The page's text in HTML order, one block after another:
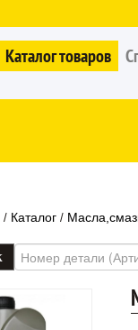
Каталог товаров
/ Каталог /